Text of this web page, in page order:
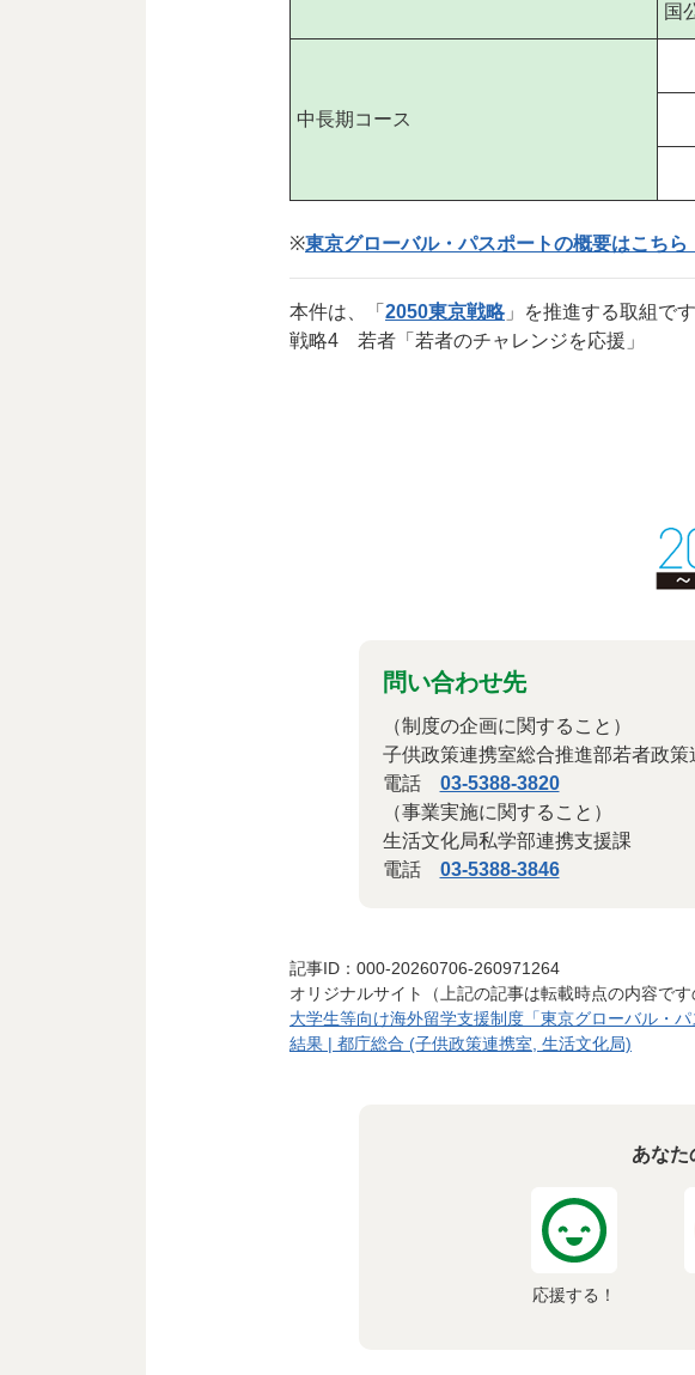
国
中長期コース
※東京グローバル・パスポートの概要はこちら
本件は、「 2050東京戦略」を推進する取組です
戦略4 若者「若者のチャレンジを応援」
問い合わせ先
（制度の企画に関すること）
子供政策連携室総合推進部若者政策
電話 03-5388-3820
（事業実施に関すること）
生活文化局私学部連携支援課
電話 03-5388-3846
記事ID：000-20260706-260971264
オリジナルサイト（上記の記事は転載時点の内容で
大学生等向け海外留学支援制度「東京グローバル・
結果 | 都庁総合 (子供政策連携室, 生活文化局)
あなた
応援する！